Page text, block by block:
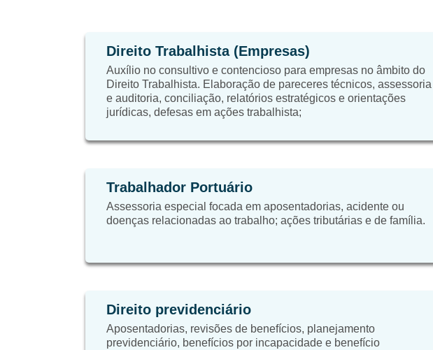
Direito Trabalhista (Empresas)
Auxílio no consultivo e contencioso para empresas no âmbito do
Direito Trabalhista. Elaboração de pareceres técnicos, assessoria
e auditoria, conciliação, relatórios estratégicos e orientações
jurídicas, defesas em ações trabalhista;
Trabalhador Portuário
Assessoria especial focada em aposentadorias, acidente ou
doenças relacionadas ao trabalho; ações tributárias e de família.
Direito previdenciário
Aposentadorias, revisões de benefícios, planejamento
previdenciário, benefícios por incapacidade e benefício